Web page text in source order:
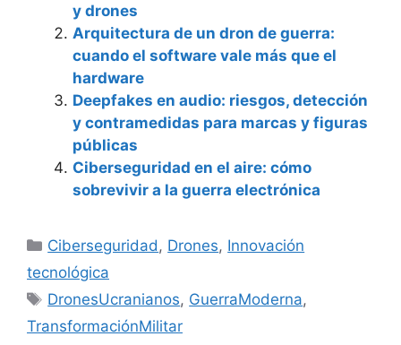
y drones
Arquitectura de un dron de guerra:
cuando el software vale más que el
hardware
Deepfakes en audio: riesgos, detección
y contramedidas para marcas y figuras
públicas
Ciberseguridad en el aire: cómo
sobrevivir a la guerra electrónica
Categorías
Ciberseguridad , Drones, Innovación
tecnológica
Etiquetas
DronesUcranianos, GuerraModerna,
TransformaciónMilitar